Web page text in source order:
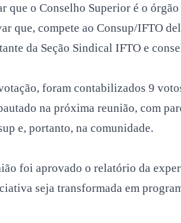
que o Conselho Superior é o
que, compete ao Consup/IFTO
da Seção Sindical IFTO e
foram contabilizados 9
na próxima reunião, com
e, portanto, na comunidade.
foi aprovado o relatório da
seja transformada em